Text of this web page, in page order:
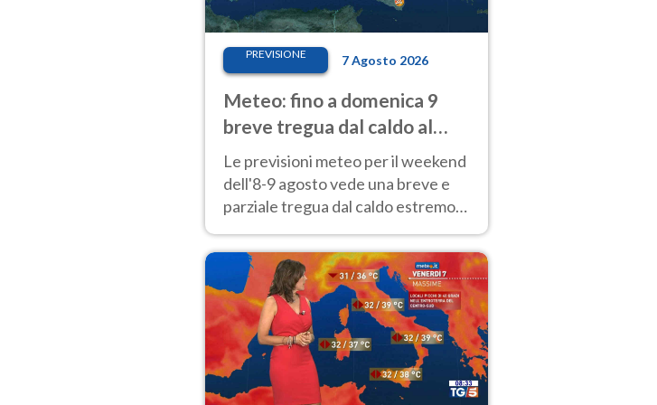
PREVISIONE 7 Agosto 2026
Meteo: fino a domenica 9
breve tregua dal caldo al
Nord! Altrove calura e afa
Le previsioni meteo per il weekend
dell'8-9 agosto vede una breve e
parziale tregua dal caldo estremo
40 gradi.